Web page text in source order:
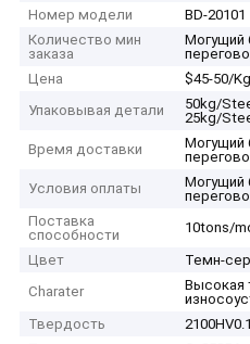
Номер модели
BD-20101
Количество мин
заказа
Могущий
Цена
$45-50/
Упаковывая детали
50kg/
25kg/
Время доставки
Могущий
Условия оплаты
Могущий
Поставка
способности
10tons/
Цвет
Темн-
Charater
Высокая
Твердость